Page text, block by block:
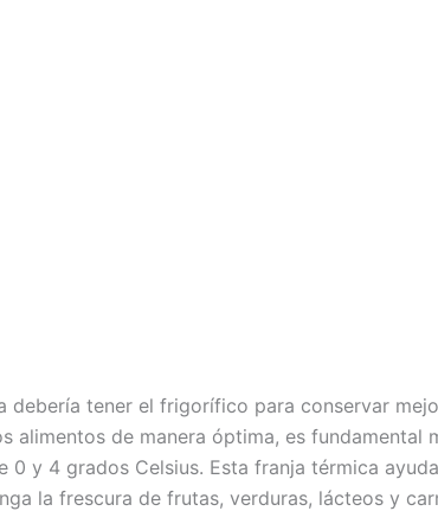
debería tener el frigorífico para conservar
alimentos de manera óptima, es fundamental
0 y 4 grados Celsius. Esta franja térmica
la frescura de frutas, verduras, lácteos y